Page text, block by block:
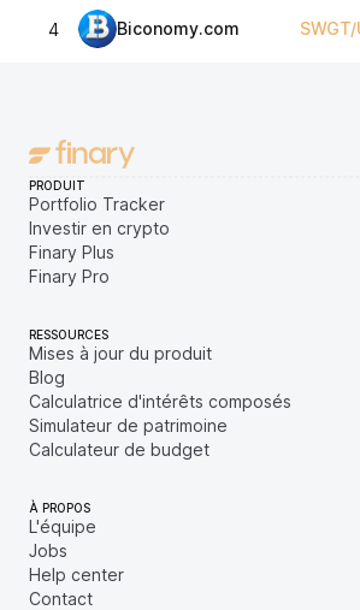
4 Biconomy.com SWGT/
PRODUIT
Portfolio Tracker
Investir en crypto
Finary Plus
Finary Pro
RESSOURCES
Mises à jour du produit
Blog
Calculatrice d'intérêts composés
Simulateur de patrimoine
Calculateur de budget
À PROPOS
L'équipe
Jobs
Help center
Contact